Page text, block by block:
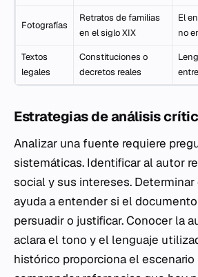
Fotografías
Retratos de familias
en el siglo XIX
El
no
Textos
legales
Constituciones o
decretos reales
Estrategias de análisis
Analizar una fuente requiere
sistemáticas. Identificar al autor
social y sus intereses.
ayuda a entender si el
persuadir o justificar. Conocer la
aclara el tono y el lenguaje
histórico proporciona el escenario